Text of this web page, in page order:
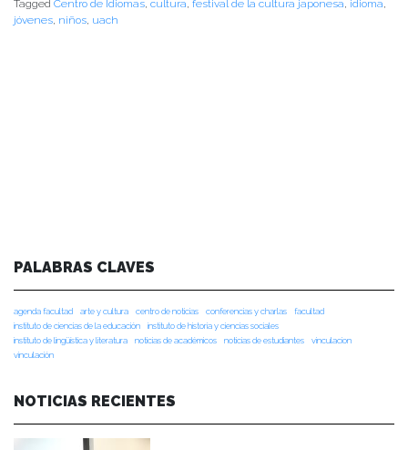
Tagged Centro de Idiomas, cultura, festival de la cultura japonesa, idioma,
jóvenes, niños, uach
PALABRAS CLAVES
agenda facultad arte y cultura centro de noticias conferencias y charlas
facultad
instituto de ciencias de la educación
instituto de historia y ciencias sociales
instituto de lingüística y literatura
noticias de académicos noticias de estudiantes
vinculacion
vinculación
NOTICIAS RECIENTES